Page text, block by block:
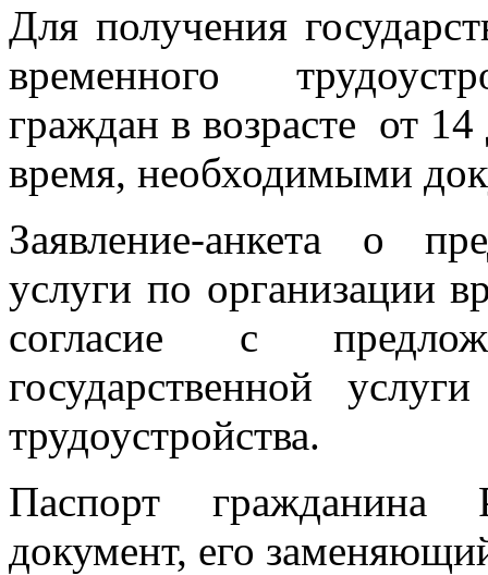
Для получения
временного
граждан в возрасте от
время, необходимыми
Заявление-анкета о
услуги по организации
согласие с
государственной
трудоустройства.
Паспорт гражданина
документ, его